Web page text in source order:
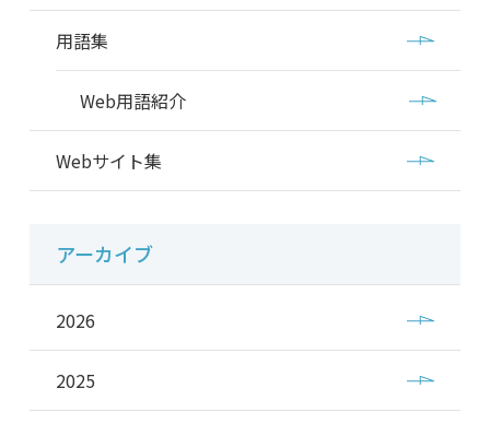
用語集
Web用語紹介
Webサイト集
アーカイブ
2026
2025